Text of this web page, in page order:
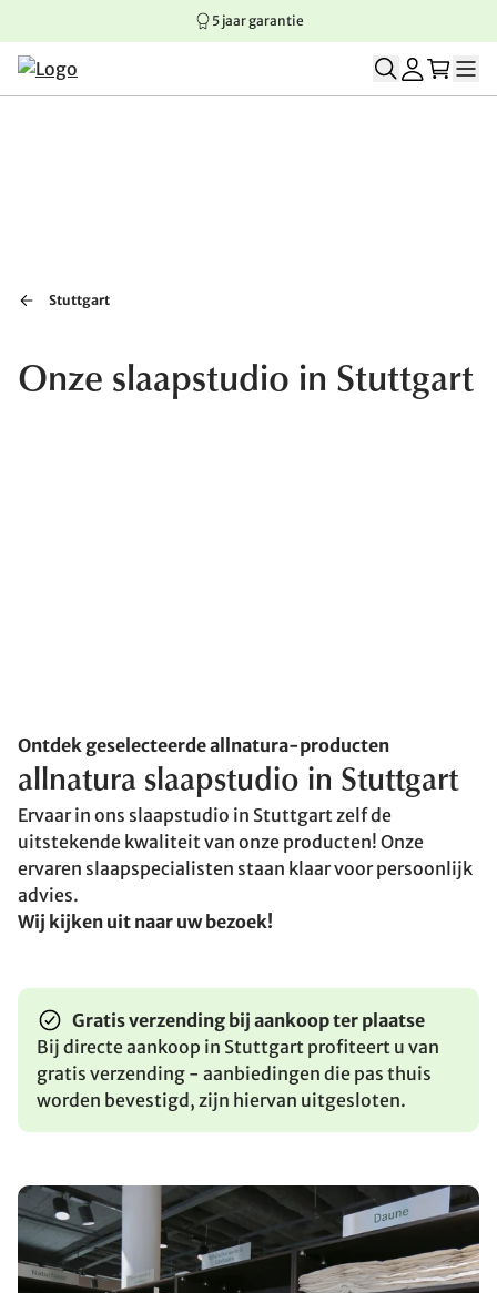
Springen naar hoofdinhoud
Springen naar hoofdnavigatie
Springen naar voettekst
5 jaar garantie
Stuttgart
Onze slaapstudio in Stuttgart
Ontdek geselecteerde allnatura-producten
allnatura slaapstudio in Stuttgart
Ervaar in ons slaapstudio in Stuttgart zelf de
uitstekende kwaliteit van onze producten! Onze
ervaren slaapspecialisten staan klaar voor persoonlijk
advies.
Wij kijken uit naar uw bezoek!
Gratis verzending bij aankoop ter plaatse
Bij directe aankoop in Stuttgart profiteert u van
gratis verzending - aanbiedingen die pas thuis
worden bevestigd, zijn hiervan uitgesloten.